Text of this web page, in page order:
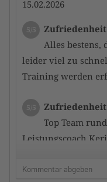
15.02.2026
5/5
Alles bestens,
leider viel zu
Training werden
5/5
Top Team
Leistungscoach
Auch die anderen
kompetent und
Kommentar abgeben